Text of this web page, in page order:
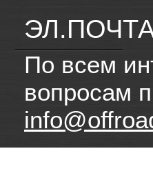
По всем
вопросам